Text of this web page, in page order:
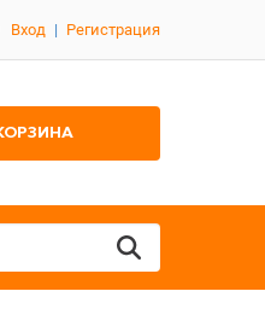
Вход | Регистрация